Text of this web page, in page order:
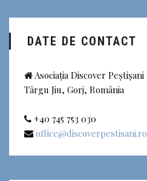
DATE DE CONTACT
Asociația Discover Peștișani
Târgu Jiu, Gorj, România
+40 745 753 030
office@discoverpestisani.ro